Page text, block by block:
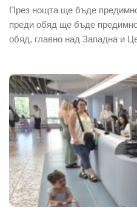
През нощта ще бъде
преди обяд ще бъде
обяд, главно над Западна и